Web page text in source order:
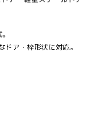
ア・枠形状に対応。